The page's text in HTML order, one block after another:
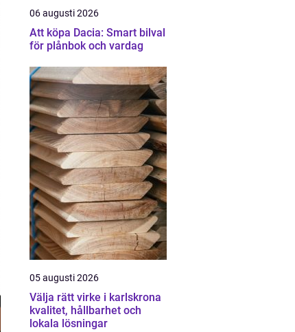
06 augusti 2026
Att köpa Dacia: Smart bilval
för plånbok och vardag
05 augusti 2026
Välja rätt virke i karlskrona
kvalitet, hållbarhet och
lokala lösningar